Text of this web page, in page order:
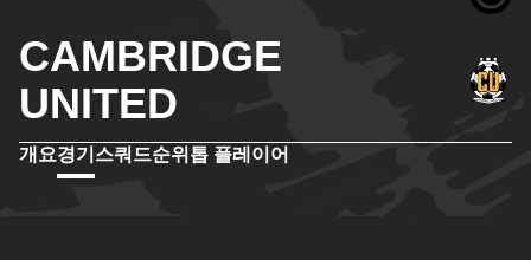
CAMBRIDGE
UNITED
개요경기 스쿼드순위 톱 플레이어